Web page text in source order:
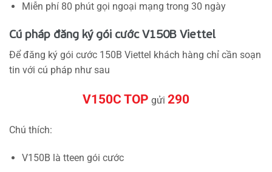
Miễn phí 80 phút gọi ngoại mạng trong 30 ngày
Cú pháp đăng ký gói cước V150B Viettel
Để đăng ký gói cước 150B Viettel khách hàng chỉ cần soạn
tin với cú pháp như sau
V150C TOP gửi 290
Chú thích:
V150B là tteen gói cước